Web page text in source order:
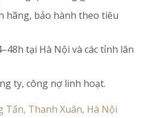
hãng, bảo hành theo tiêu
tại Hà Nội và các tỉnh lân
ty, công nợ linh hoạt.
Tấn, Thanh Xuân, Hà Nội